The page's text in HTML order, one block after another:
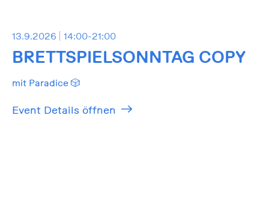
13.9.2026 14:00-21:00
BRETTSPIELSONNTAG COPY
mit Paradice 🎲
Event Details öffnen